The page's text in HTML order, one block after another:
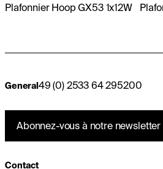
Plafonnier Hoop GX53 1x12W
General49 (0) 2533 64 295200
Abonnez-vous à notre newsletter
Contact